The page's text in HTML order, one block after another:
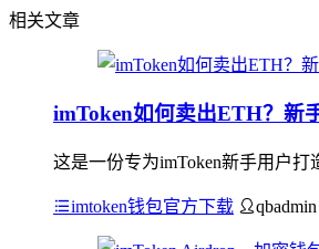
相关文章
imToken如何卖出ETH？新
这是一份专为imToken新手用户
imtoken钱包官方下载 qbadmin